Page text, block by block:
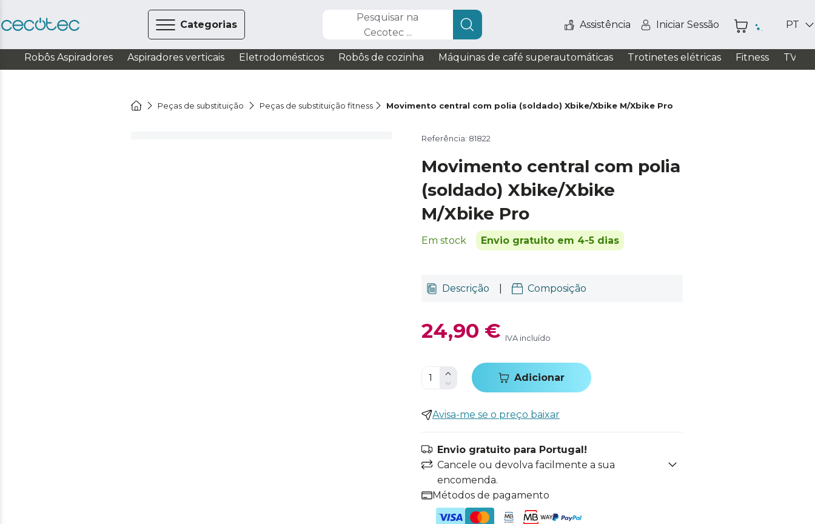
Categorias
Pesquisar na
Cecotec ...
Assistência Iniciar Sessão PT
Robôs Aspiradores Aspiradores verticais Eletrodomésticos Robôs de cozinha Máquinas de café superautomáticas Trotinetes elétricas Fitness TV /
Peças de substituição Peças de substituição fitness Movimento central com polia (soldado) Xbike/Xbike M/Xbike Pro
Referência: 81822
Movimento central com polia
(soldado) Xbike/Xbike
M/Xbike Pro
Em stock Envio gratuito em 4-5 dias
Descrição Composição
24,90 € IVA incluído
Adicionar
Avisa-me se o preço baixar
Envio gratuito para Portugal!
Cancele ou devolva facilmente a sua
encomenda.
Métodos de pagamento